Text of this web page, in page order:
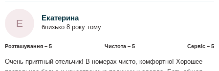
Е Екатерина
близько 8 року тому
Розташування – 5 Чистота – 5 Сервіс – 5
Очень приятный отельчик! В номерах чисто, комфортно! Хорошее